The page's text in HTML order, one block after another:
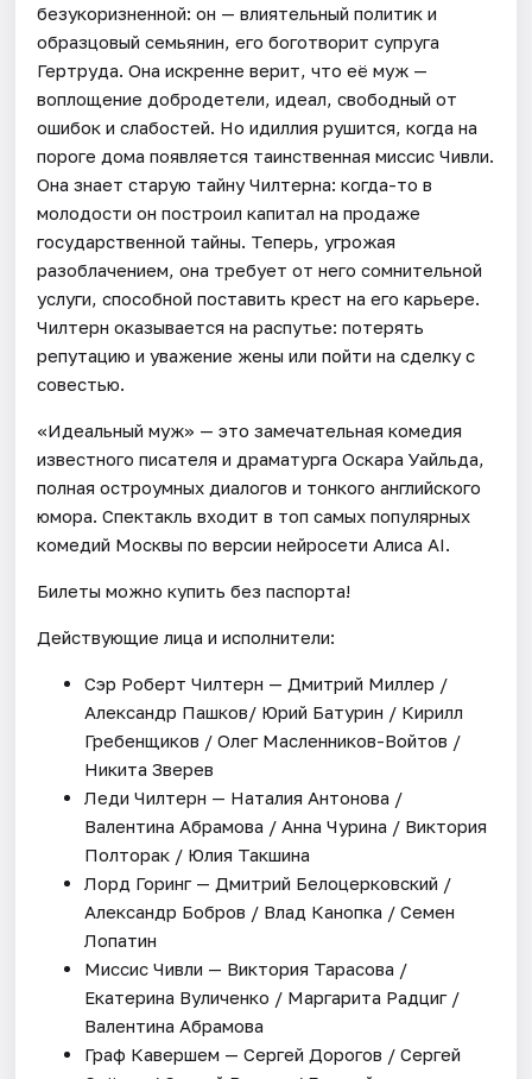
безукоризненной: он — влиятельный политик и
образцовый семьянин, его боготворит супруга
Гертруда. Она искренне верит, что её муж —
воплощение добродетели, идеал, свободный от
ошибок и слабостей. Но идиллия рушится, когда на
пороге дома появляется таинственная миссис Чивли.
Она знает старую тайну Чилтерна: когда-то в
молодости он построил капитал на продаже
государственной тайны. Теперь, угрожая
разоблачением, она требует от него сомнительной
услуги, способной поставить крест на его карьере.
Чилтерн оказывается на распутье: потерять
репутацию и уважение жены или пойти на сделку с
совестью.
«Идеальный муж» — это замечательная комедия
известного писателя и драматурга Оскара Уайльда,
полная остроумных диалогов и тонкого английского
юмора. Спектакль входит в топ самых популярных
комедий Москвы по версии нейросети Алиса AI.
Билеты можно купить без паспорта!
Действующие лица и исполнители:
Сэр Роберт Чилтерн — Дмитрий Миллер /
Александр Пашков/ Юрий Батурин / Кирилл
Гребенщиков / Олег Масленников-Войтов /
Никита Зверев
Леди Чилтерн — Наталия Антонова /
Валентина Абрамова / Анна Чурина / Виктория
Полторак / Юлия Такшина
Лорд Горинг — Дмитрий Белоцерковский /
Александр Бобров / Влад Канопка / Семен
Лопатин
Миссис Чивли — Виктория Тарасова /
Екатерина Вуличенко / Маргарита Радциг /
Валентина Абрамова
Граф Кавершем — Сергей Дорогов / Сергей